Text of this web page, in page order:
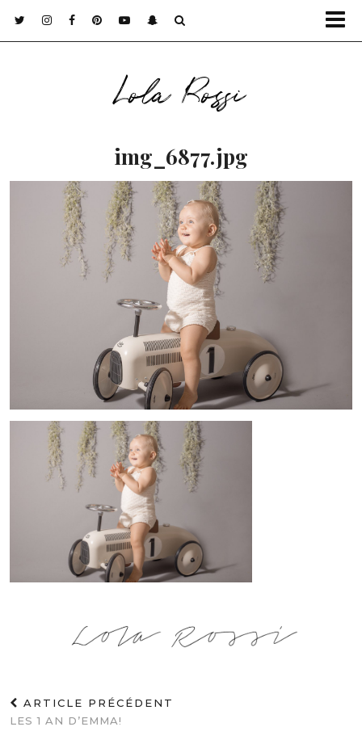
Lola Rossi
img_6877.jpg
ARTICLE PRÉCÉDENT
LES 1 AN D’EMMA!